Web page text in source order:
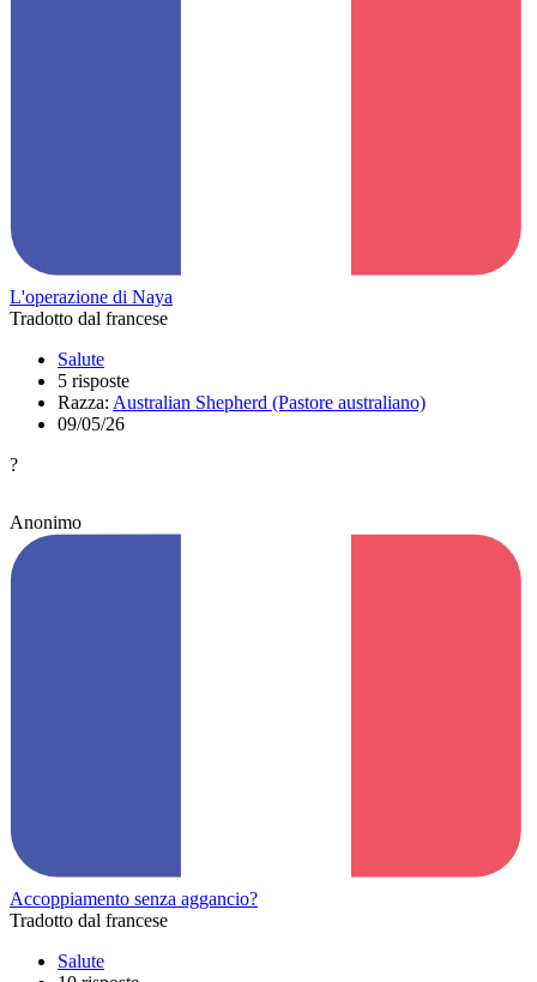
L'operazione di Naya
Tradotto dal francese
Salute
5 risposte
Razza: Australian Shepherd (Pastore australiano)
09/05/26
?
Anonimo
Accoppiamento senza aggancio?
Tradotto dal francese
Salute